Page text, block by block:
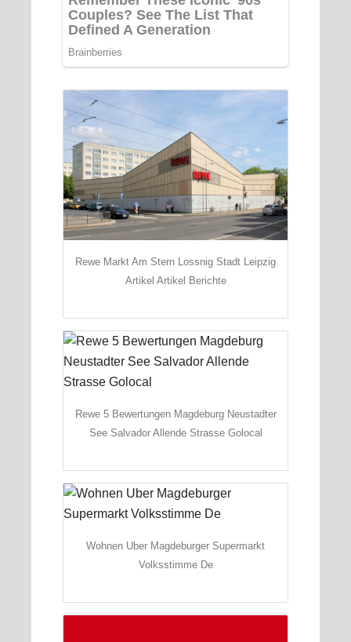
Rewe Markt Am Stern Lossnig Stadt Leipzig
Artikel Artikel Berichte
Rewe 5 Bewertungen Magdeburg Neustadter
See Salvador Allende Strasse Golocal
Wohnen Uber Magdeburger Supermarkt
Volksstimme De